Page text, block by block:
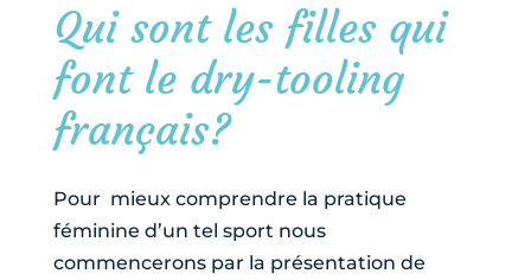
Qui sont les filles qui
font le dry-tooling
français?
Pour mieux comprendre la pratique
féminine d’un tel sport nous
commencerons par la présentation de